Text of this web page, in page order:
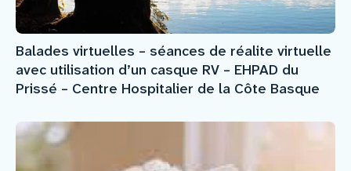
Balades virtuelles – séances de réalite virtuelle
avec utilisation d’un casque RV – EHPAD du
Prissé – Centre Hospitalier de la Côte Basque